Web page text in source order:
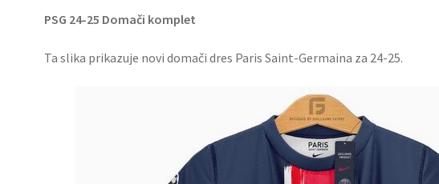
PSG 24-25 Domači komplet
Ta slika prikazuje novi domači dres Paris Saint-Germaina za 24-25.